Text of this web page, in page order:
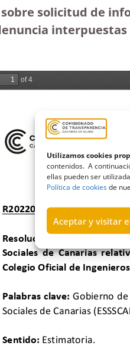
Utilizamos cookies
contenidos. A
ellas pueden ser
Política de cookiesde
Aceptar y visitar
solicitud de
interpuestas